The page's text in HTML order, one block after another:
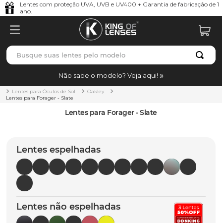
Lentes com proteção UVA, UVB e UV400 + Garantia de fabricação de 1
ano.
Busque suas lentes pelo modelo
Não sabe o modelo? Veja aqui!
Lentes para Óculos de Sol
Oakley
Lentes para Forager - Slate
Lentes para Forager - Slate
Lentes espelhadas
Lentes não espelhadas
TERMOS MAIS BUSCADOS
1º borrachas
holbrook
5º chaves
6º t-shock
7º gasket
8º parafusos